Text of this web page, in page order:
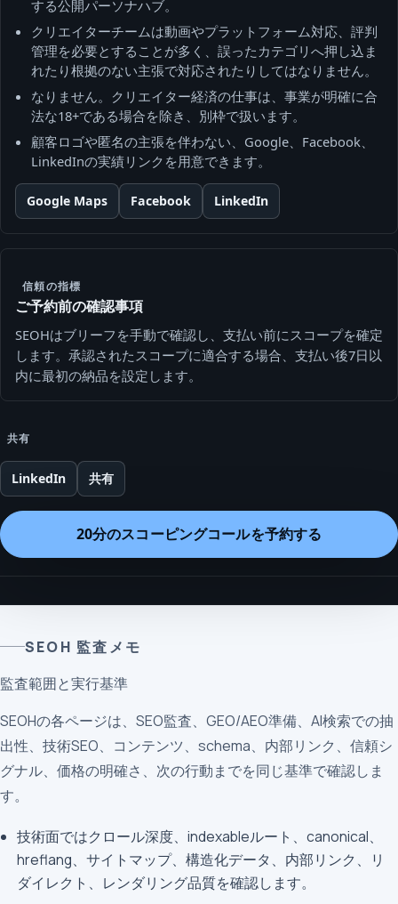
する公開パーソナハブ。
クリエイターチームは動画やプラットフォーム対応、評判
管理を必要とすることが多く、誤ったカテゴリへ押し込ま
れたり根拠のない主張で対応されたりしてはなりません。
なりません。クリエイター経済の仕事は、事業が明確に合
法な18+である場合を除き、別枠で扱います。
顧客ロゴや匿名の主張を伴わない、Google、Facebook、
LinkedInの実績リンクを用意できます。
Google Maps Facebook LinkedIn
信頼の指標
ご予約前の確認事項
SEOHはブリーフを手動で確認し、支払い前にスコープを確定
します。承認されたスコープに適合する場合、支払い後7日以
内に最初の納品を設定します。
共有
LinkedIn 共有
20分のスコーピングコールを予約する
SEOH 監査メモ
監査範囲と実行基準
SEOHの各ページは、SEO監査、GEO/AEO準備、AI検索での抽
出性、技術SEO、コンテンツ、schema、内部リンク、信頼シ
グナル、価格の明確さ、次の行動までを同じ基準で確認しま
す。
技術面ではクロール深度、indexableルート、canonical、
hreflang、サイトマップ、構造化データ、内部リンク、リ
ダイレクト、レンダリング品質を確認します。